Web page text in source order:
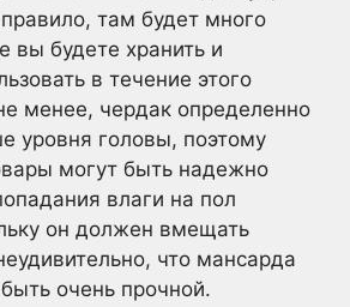
правило, там будет много
вы будете хранить и
в течение этого
менее, чердак определенно
уровня головы, поэтому
могут быть надежно
влаги на пол
он должен вмещать
что мансарда
очень прочной.